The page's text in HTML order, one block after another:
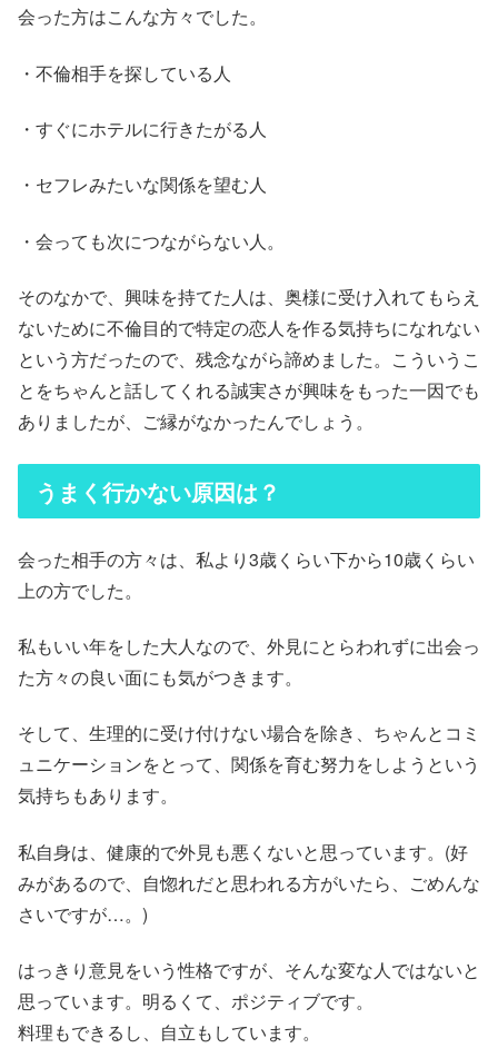
会った方はこんな方々でした。
・不倫相手を探している人
・すぐにホテルに行きたがる人
・セフレみたいな関係を望む人
・会っても次につながらない人。
そのなかで、興味を持てた人は、奥様に受け入れてもらえ
ないために不倫目的で特定の恋人を作る気持ちになれない
という方だったので、残念ながら諦めました。こういうこ
とをちゃんと話してくれる誠実さが興味をもった一因でも
ありましたが、ご縁がなかったんでしょう。
うまく行かない原因は？
会った相手の方々は、私より3歳くらい下から10歳くらい
上の方でした。
私もいい年をした大人なので、外見にとらわれずに出会っ
た方々の良い面にも気がつきます。
そして、生理的に受け付けない場合を除き、ちゃんとコミ
ュニケーションをとって、関係を育む努力をしようという
気持ちもあります。
私自身は、健康的で外見も悪くないと思っています。(好
みがあるので、自惚れだと思われる方がいたら、ごめんな
さいですが…。)
はっきり意見をいう性格ですが、そんな変な人ではないと
思っています。明るくて、ポジティブです。
料理もできるし、自立もしています。